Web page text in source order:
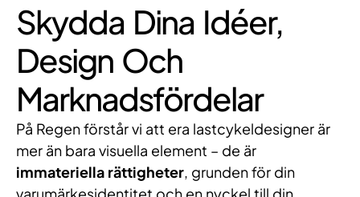
Skydda Dina Idéer,
Design Och
Marknadsfördelar
På Regen förstår vi att era lastcykeldesigner är
mer än bara visuella element – de är
immateriella rättigheter, grunden för din